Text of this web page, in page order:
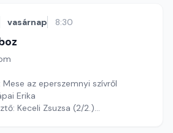
vasárnap 8:30
Mese az eperszemnyi szívről
Erika
Keceli Zsuzsa (2/2.)